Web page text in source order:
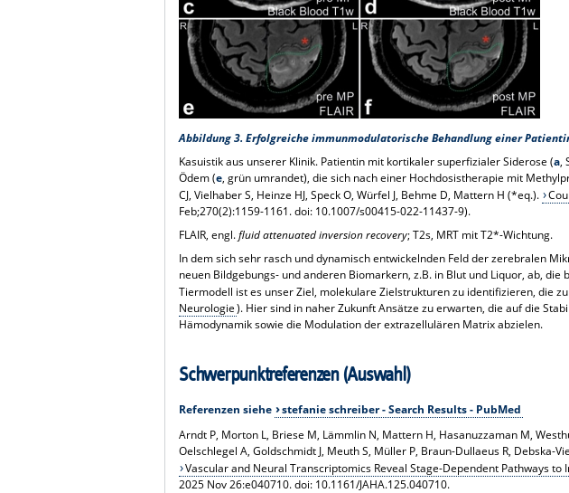
Abbildung 3. Erfolgreiche immunmodulatorische Behandlung einer
Kasuistik aus unserer Klinik. Patientin mit kortikaler superfizialer Siderose (a,
Ödem (e, grün umrandet), die sich nach einer Hochdosistherapie mit
CJ, Vielhaber S, Heinze HJ, Speck O, Würfel J, Behme D, Mattern H (*eq.).
Feb;270(2):1159-1161. doi: 10.1007/s00415-022-11437-9).
FLAIR, engl.fluid attenuated inversion recovery; T2s, MRT mit T2*-Wichtung.
In dem sich sehr rasch und dynamisch entwickelnden Feld der zerebralen
neuen Bildgebungs- und anderen Biomarkern, z.B. in Blut und Liquor, ab,
Tiermodell ist es unser Ziel, molekulare Zielstrukturen zu identifizieren, die
Neurologie). Hier sind in naher Zukunft Ansätze zu erwarten, die auf die
Hämodynamik sowie die Modulation der extrazellulären Matrix abzielen.
Schwerpunktreferenzen (Auswahl)
Referenzen siehe
stefanie schreiber - Search Results - PubMed
Arndt P, Morton L, Briese M, Lämmlin N, Mattern H, Hasanuzzaman M,
Oelschlegel A, Goldschmidt J, Meuth S, Müller P, Braun-Dullaeus R, Debska-
Vascular and Neural Transcriptomics Reveal Stage-Dependent Pathways
2025 Nov 26:e040710. doi: 10.1161/JAHA.125.040710.